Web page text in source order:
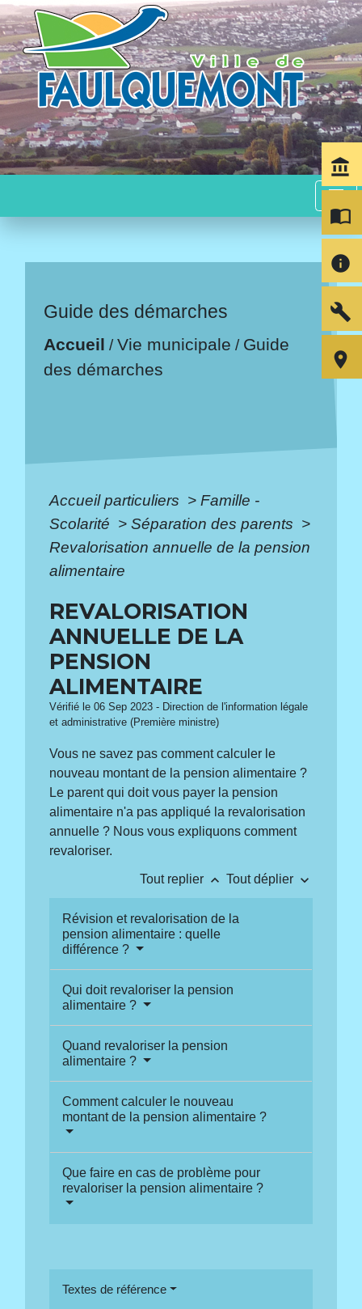
menu
Guide des démarches
Accueil /Vie municipale / Guide
des démarches
Accueil particuliers > Famille -
Scolarité > Séparation des parents >
Revalorisation annuelle de la pension
alimentaire
REVALORISATION
ANNUELLE DE LA
PENSION
ALIMENTAIRE
Vérifié le 06 Sep 2023 - Direction de l'information légale
et administrative (Première ministre)
Vous ne savez pas comment calculer le
nouveau montant de la pension alimentaire ?
Le parent qui doit vous payer la pension
alimentaire n'a pas appliqué la revalorisation
annuelle ? Nous vous expliquons comment
revaloriser.
Tout replier keyboard_arrow_up Tout déplier keyboard_arrow_down
Révision et revalorisation de la
pension alimentaire : quelle
différence ?
Qui doit revaloriser la pension
alimentaire ?
Quand revaloriser la pension
alimentaire ?
Comment calculer le nouveau
montant de la pension alimentaire ?
Que faire en cas de problème pour
revaloriser la pension alimentaire ?
Textes de référence
account_balance
import_contacts
info
build
room